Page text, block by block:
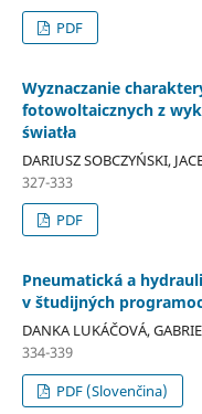
PDF
Wyznaczanie
fotowoltaicznych z
światła
DARIUSZ SOBCZYŃSKI,
327-333
PDF
Pneumatická a
v študijných
DANKA LUKÁČOVÁ,
334-339
PDF (Slovenčina)